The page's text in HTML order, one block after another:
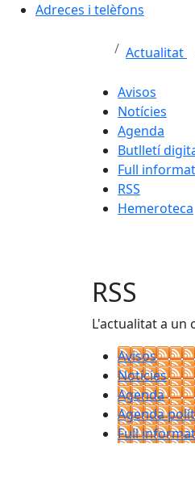
Adreces i telèfons
Actualitat
Avisos
Notícies
Agenda
Butlletí
Full
RSS
Hemeroteca
RSS
L'actualitat a un
Avisos
Notícies
Agenda
Agenda
Full